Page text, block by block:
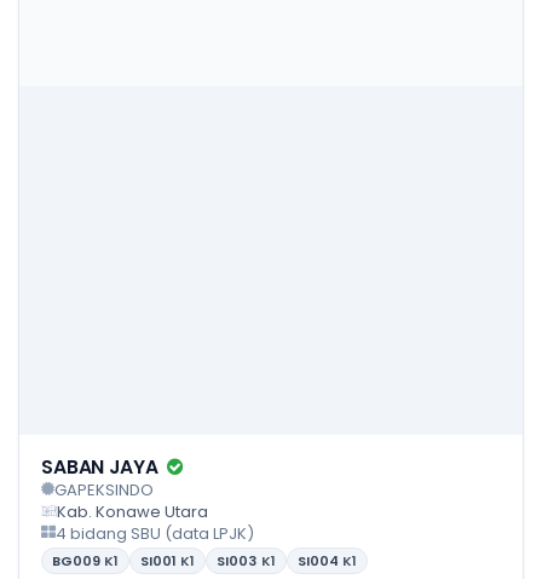
SABAN JAYA
GAPEKSINDO
Kab. Konawe Utara
4 bidang SBU (data LPJK)
BG009 K1 SI001 K1 SI003 K1 SI004 K1